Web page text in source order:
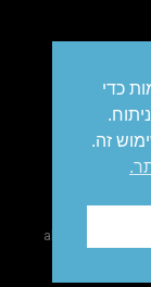
כדי
זה.